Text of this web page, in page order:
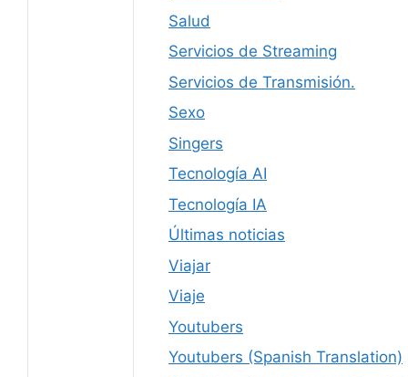
Salud
Servicios de Streaming
Servicios de Transmisión.
Sexo
Singers
Tecnología AI
Tecnología IA
Últimas noticias
Viajar
Viaje
Youtubers
Youtubers (Spanish Translation)